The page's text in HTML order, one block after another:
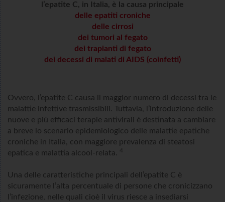
l’epatite C, in Italia, è la causa principale
delle epatiti croniche
delle cirrosi
dei tumori al fegato
dei trapianti di fegato
dei decessi di malati di AIDS (coinfetti)
Ovvero, l’epatite C causa il maggior numero di decessi tra le
malattie infettive trasmissibili. Tuttavia, l’introduzione delle
nuove e più efficaci terapie antivirali è destinata a cambiare
a breve lo scenario epidemiologico delle malattie epatiche
croniche in Italia, con maggiore prevalenza di steatosi
epatica e malattia alcool-relata. 4
Una delle caratteristiche principali dell’epatite C è
sicuramente l’alta percentuale di persone che cronicizzano
l’infezione, nelle quali cioè il virus riesce a insediarsi